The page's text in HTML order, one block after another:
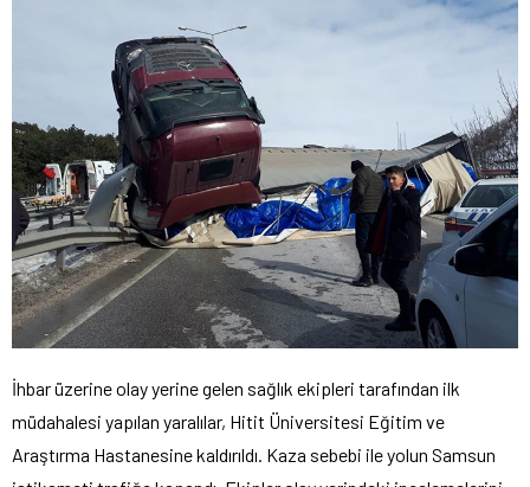
İhbar üzerine olay yerine gelen sağlık ekipleri tarafından ilk
müdahalesi yapılan yaralılar, Hitit Üniversitesi Eğitim ve
Araştırma Hastanesine kaldırıldı. Kaza sebebi ile yolun Samsun